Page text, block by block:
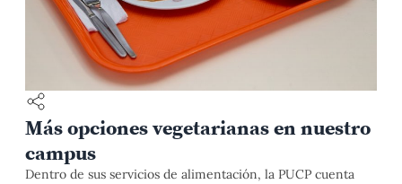
Más opciones vegetarianas en nuestro
campus
Dentro de sus servicios de alimentación, la PUCP cuenta